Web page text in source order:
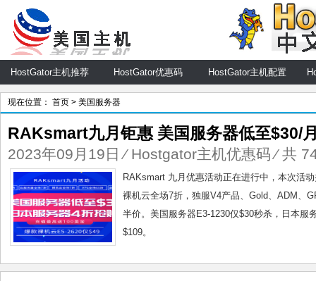
HostGator主机推荐 HostGator优惠码 HostGator主机配置
现在位置： 首页 > 美国服务器
RAKsmart九月钜惠 美国服务器低至$30/
2023年09月19日 ⁄ Hostgator主机优惠码⁄ 共
RAKsmart 九月优惠活动正在进行中，本次活
裸机云全场7折，独服V4产品、Gold、ADM、
半价。美国服务器E3-1230仅$30秒杀，日本服
$109。